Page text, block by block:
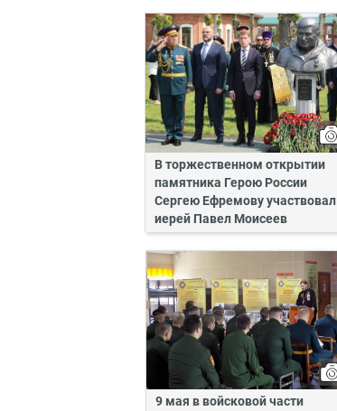
В торжественном открытии
памятника Герою России
Сергею Ефремову участвовал
иерей Павел Моисеев
9 мая в войсковой части